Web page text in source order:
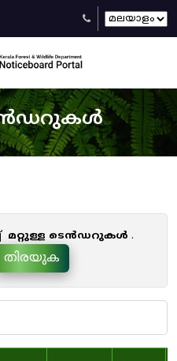
മറ്റുള്ള ടെൻഡറുകൾ .
തിരയുക